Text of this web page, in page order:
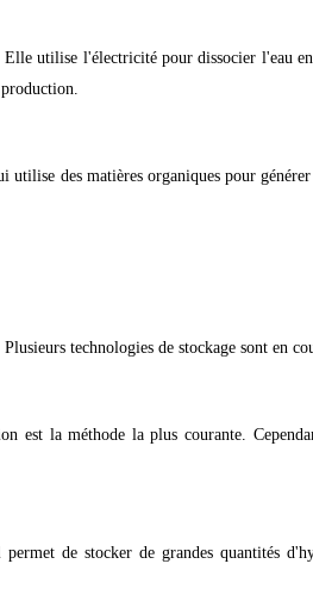
utilise l'électricité pour dissocier l'eau
des matières organiques pour
technologies de stockage sont en
est la méthode la plus courante.
de stocker de grandes quantités